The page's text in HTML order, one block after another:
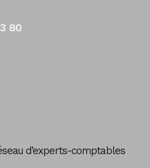
80
d’experts-comptables